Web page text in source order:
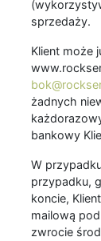
sprzedaży.
Klient może
żadnych
bankowy
W
przypadku,
koncie,
mailową
zwrocie